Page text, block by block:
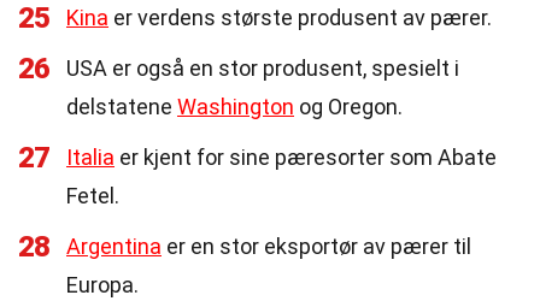
25 Kina er verdens største produsent av pærer.
26
USA er også en stor produsent, spesielt i
delstatene Washington og Oregon.
27 Italia er kjent for sine pæresorter som Abate
Fetel.
28 Argentina er en stor eksportør av pærer til
Europa.